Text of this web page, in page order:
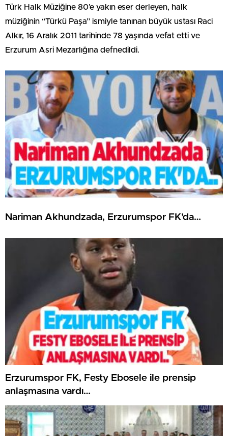
Türk Halk Müziğine 80’e yakın eser derleyen, halk
müziğinin “Türkü Paşa” ismiyle tanınan büyük ustası Raci
Alkır, 16 Aralık 2011 tarihinde 78 yaşında vefat etti ve
Erzurum Asri Mezarlığına defnedildi.
Nariman Akhundzada, Erzurumspor FK’da…
Erzurumspor FK, Festy Ebosele ile prensip
anlaşmasına vardı…